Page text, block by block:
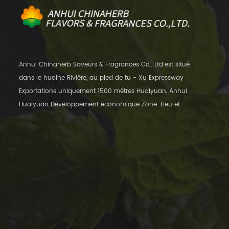
Anhui Chinaherb Saveurs & Fragrances Co., Ltd.est situé
dans le huaihe Rivière, au pied de tu - Xu Expressway
Exportations uniquement 1500 mètres Huaiyuan, Anhui
Huaiyuan Développement économique Zone. Lieu et
transport pratique, à seulement 12 kilomètres